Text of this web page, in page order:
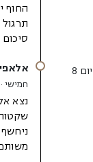
החוף
יום 8
חמישי · 21.01
נצא